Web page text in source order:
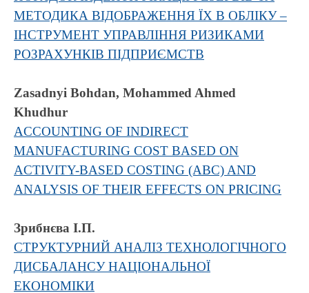
МЕТОДИКА ВІДОБРАЖЕННЯ ЇХ В ОБЛІКУ –
ІНСТРУМЕНТ УПРАВЛІННЯ РИЗИКАМИ
РОЗРАХУНКІВ ПІДПРИЄМСТВ
Zasadnyi Bohdan, Mohammed Ahmed
Khudhur
ACCOUNTING OF INDIRECT
MANUFACTURING COST BASED ON
ACTIVITY-BASED COSTING (ABC) AND
ANALYSIS OF THEIR EFFECTS ON PRICING
Зрибнєва І.П.
СТРУКТУРНИЙ АНАЛІЗ ТЕХНОЛОГІЧНОГО
ДИСБАЛАНСУ НАЦІОНАЛЬНОЇ
ЕКОНОМІКИ